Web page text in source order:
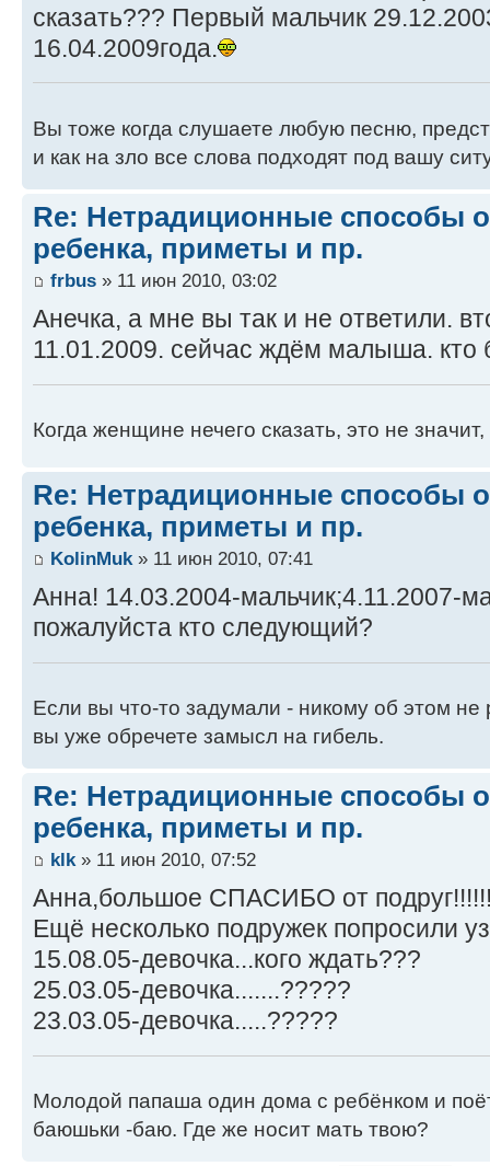
сказать??? Первый мальчик
16.04.2009года.
Вы тоже когда слушаете любую песню,
и как на зло все слова подходят под вашу
Re: Нетрадиционные способы
ребенка, приметы и пр.
frbus » 11 июн 2010, 03:02
Анечка, а мне вы так и не ответили.
11.01.2009. сейчас ждём малыша. кто
Когда женщине нечего сказать, это не
Re: Нетрадиционные способы
ребенка, приметы и пр.
KolinMuk» 11 июн 2010, 07:41
Анна! 14.03.2004-мальчик;4.11.2007-
пожалуйста кто следующий?
Если вы что-то задумали - никому об этом не
вы уже обречете замысл на гибель.
Re: Нетрадиционные способы
ребенка, приметы и пр.
klk» 11 июн 2010, 07:52
Анна,большое СПАСИБО от
Ещё несколько подружек попросили
15.08.05-девочка...кого ждать???
25.03.05-девочка.......?????
23.03.05-девочка.....?????
Молодой папаша один дома с ребёнком и
баюшьки -баю. Где же носит мать твою?